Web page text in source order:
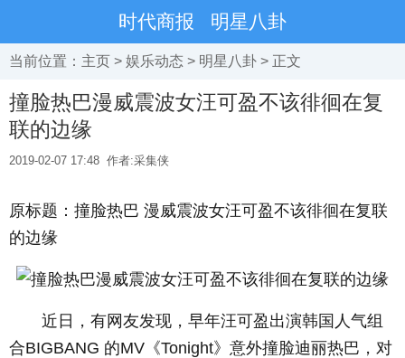
时代商报 明星八卦
当前位置： 主页 > 娱乐动态 > 明星八卦 > 正文
撞脸热巴漫威震波女汪可盈不该徘徊在复
联的边缘
2019-02-07 17:48 作者:采集侠
原标题：撞脸热巴 漫威震波女汪可盈不该徘徊在复联
的边缘
近日，有网友发现，早年汪可盈出演韩国人气组
合BIGBANG 的MV《Tonight》意外撞脸迪丽热巴，对